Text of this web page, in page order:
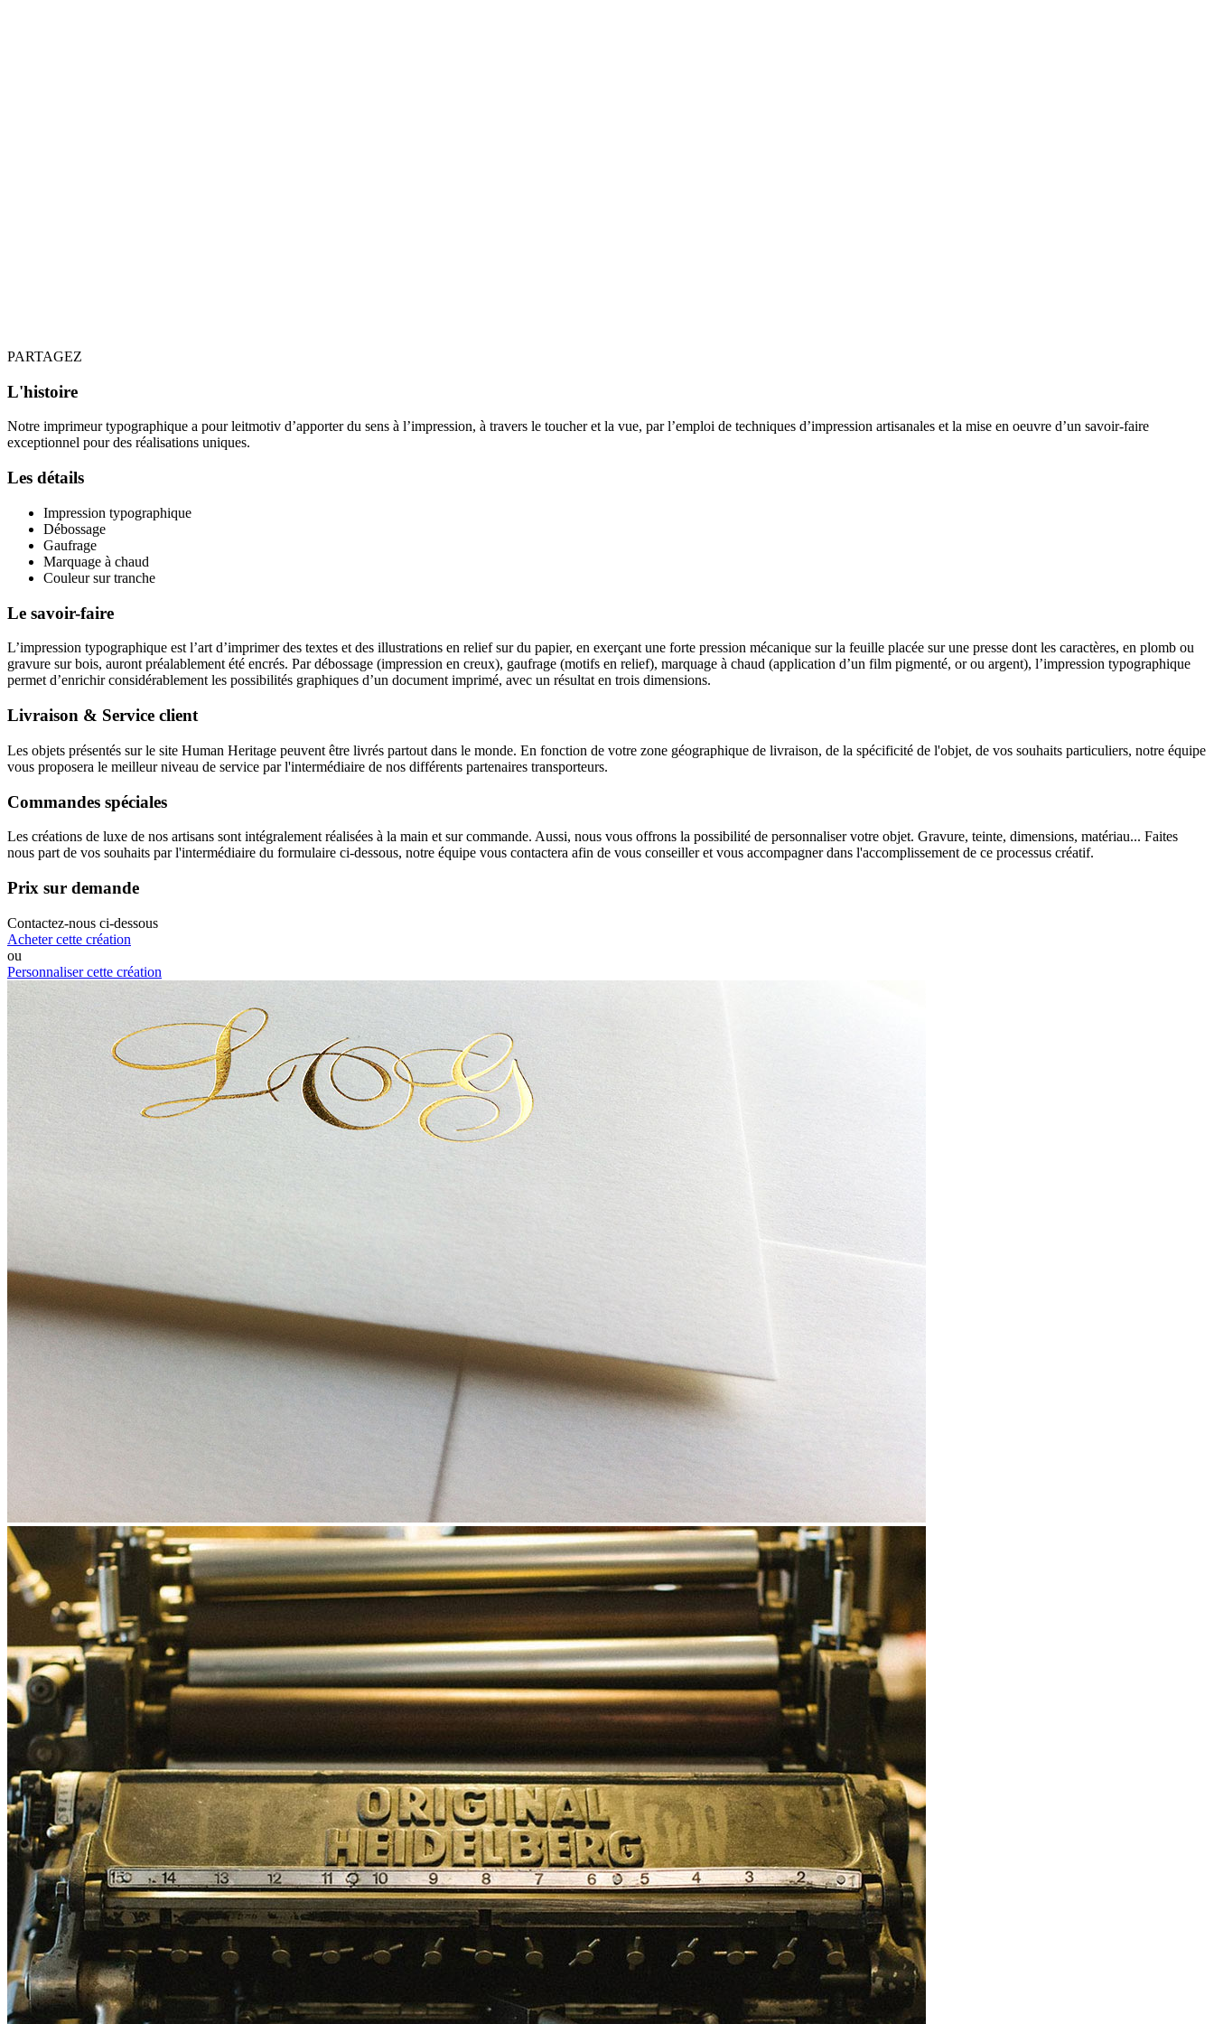
PARTAGEZ
L'histoire
Notre imprimeur typographique a pour leitmotiv d’apporter du sens à l’impression, à travers le toucher et la vue, par l’emploi de techniques d’impression artisanales et la mise en oeuvre d’un savoir-faire
exceptionnel pour des réalisations uniques.
Les détails
Impression typographique
Débossage
Gaufrage
Marquage à chaud
Couleur sur tranche
Le savoir-faire
L’impression typographique est l’art d’imprimer des textes et des illustrations en relief sur du papier, en exerçant une forte pression mécanique sur la feuille placée sur une presse dont les caractères, en plomb ou
gravure sur bois, auront préalablement été encrés. Par débossage (impression en creux), gaufrage (motifs en relief), marquage à chaud (application d’un film pigmenté, or ou argent), l’impression typographique
permet d’enrichir considérablement les possibilités graphiques d’un document imprimé, avec un résultat en trois dimensions.
Livraison & Service client
Les objets présentés sur le site Human Heritage peuvent être livrés partout dans le monde. En fonction de votre zone géographique de livraison, de la spécificité de l'objet, de vos souhaits particuliers, notre équipe
vous proposera le meilleur niveau de service par l'intermédiaire de nos différents partenaires transporteurs.
Commandes spéciales
Les créations de luxe de nos artisans sont intégralement réalisées à la main et sur commande. Aussi, nous vous offrons la possibilité de personnaliser votre objet. Gravure, teinte, dimensions, matériau... Faites
nous part de vos souhaits par l'intermédiaire du formulaire ci-dessous, notre équipe vous contactera afin de vous conseiller et vous accompagner dans l'accomplissement de ce processus créatif.
Prix sur demande
Contactez-nous ci-dessous
Acheter cette création
ou
Personnaliser cette création